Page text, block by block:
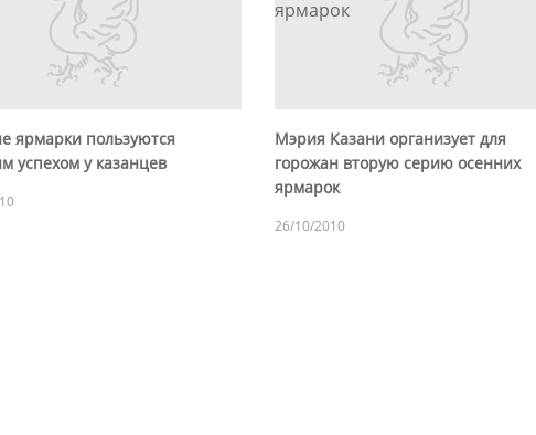
ярмарки пользуются
успехом у казанцев
Мэрия Казани организует для
горожан вторую серию осенних
ярмарок
26/10/2010